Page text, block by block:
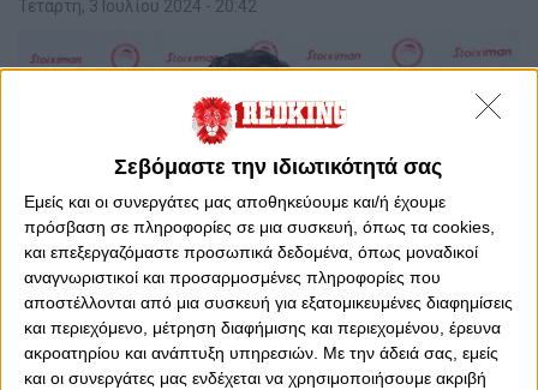
Σεβόμαστε την ιδιωτικότητά σας
Εμείς και οι συνεργάτες μας αποθηκεύουμε και/ή έχουμε
πρόσβαση σε πληροφορίες σε μια συσκευή, όπως τα cookies,
και επεξεργαζόμαστε προσωπικά δεδομένα, όπως μοναδικοί
αναγνωριστικοί και προσαρμοσμένες πληροφορίες που
αποστέλλονται από μια συσκευή για εξατομικευμένες διαφημίσεις
και περιεχόμενο, μέτρηση διαφήμισης και περιεχομένου, έρευνα
ακροατηρίου και ανάπτυξη υπηρεσιών. Με την άδειά σας, εμείς
και οι συνεργάτες μας ενδέχεται να χρησιμοποιήσουμε ακριβή
Τετάρτη, 3 Ιουλίου 2024 - 20:42
0